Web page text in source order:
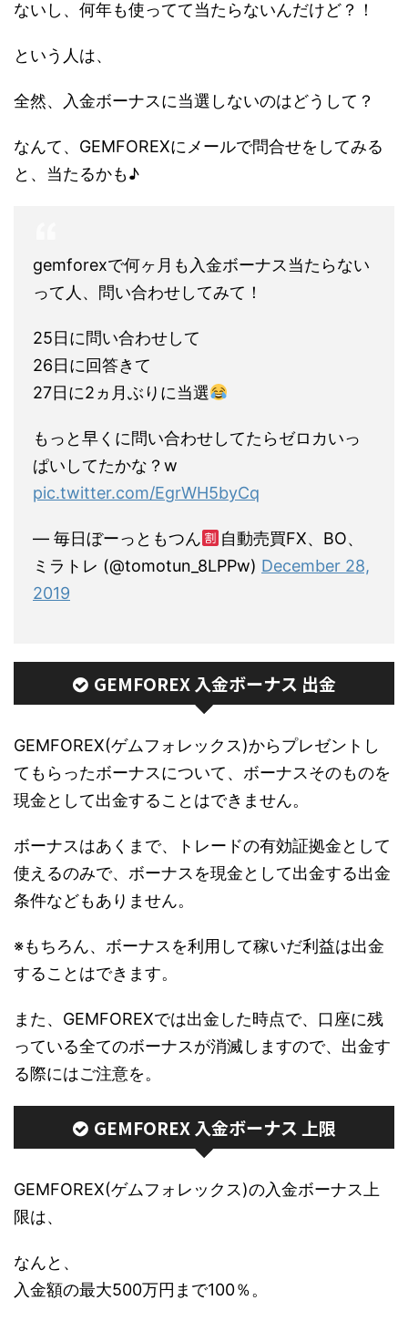
ないし、何年も使ってて当たらないんだけど？！
という人は、
全然、入金ボーナスに当選しないのはどうして？
なんて、GEMFOREXにメールで問合せをしてみる
と、当たるかも♪
gemforexで何ヶ月も入金ボーナス当たらない
って人、問い合わせしてみて！
25日に問い合わせして
26日に回答きて
27日に2ヵ月ぶりに当選
もっと早くに問い合わせしてたらゼロカいっ
ぱいしてたかな？w
pic.twitter.com/EgrWH5byCq
— 毎日ぼーっともつん
自動売買FX、BO、
ミラトレ (@tomotun_8LPPw) December 28,
2019
GEMFOREX 入金ボーナス 出金
GEMFOREX(ゲムフォレックス)からプレゼントし
てもらったボーナスについて、ボーナスそのものを
現金として出金することはできません。
ボーナスはあくまで、トレードの有効証拠金として
使えるのみで、ボーナスを現金として出金する出金
条件などもありません。
※もちろん、ボーナスを利用して稼いだ利益は出金
することはできます。
また、GEMFOREXでは出金した時点で、口座に残
っている全てのボーナスが消滅しますので、出金す
る際にはご注意を。
GEMFOREX 入金ボーナス 上限
GEMFOREX(ゲムフォレックス)の入金ボーナス上
限は、
なんと、
入金額の最大500万円まで100％。